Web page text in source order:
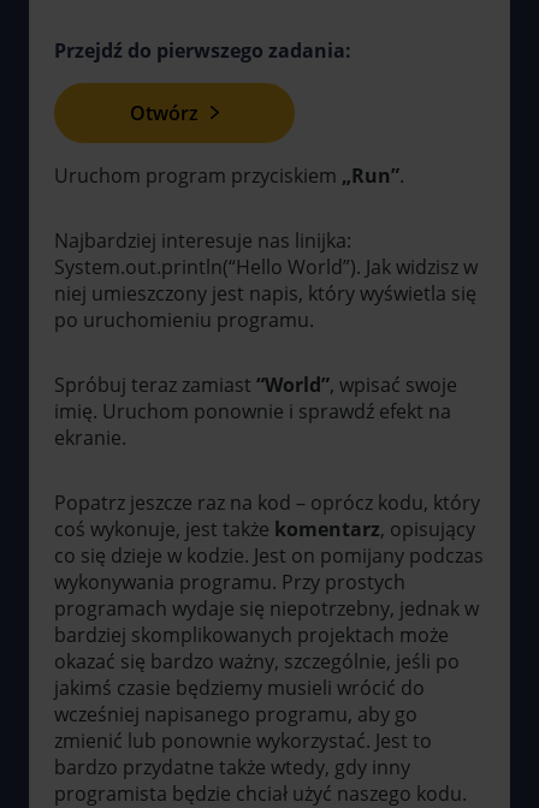
Przejdź do pierwszego zadania:
Otwórz
Uruchom program przyciskiem „Run”.
Najbardziej interesuje nas linijka:
System.out.println(“Hello World”). Jak widzisz w
niej umieszczony jest napis, który wyświetla się
po uruchomieniu programu.
Spróbuj teraz zamiast “World”, wpisać swoje
imię. Uruchom ponownie i sprawdź efekt na
ekranie.
Popatrz jeszcze raz na kod – oprócz kodu, który
coś wykonuje, jest także komentarz, opisujący
co się dzieje w kodzie. Jest on pomijany podczas
wykonywania programu. Przy prostych
programach wydaje się niepotrzebny, jednak w
bardziej skomplikowanych projektach może
okazać się bardzo ważny, szczególnie, jeśli po
jakimś czasie będziemy musieli wrócić do
wcześniej napisanego programu, aby go
zmienić lub ponownie wykorzystać. Jest to
bardzo przydatne także wtedy, gdy inny
programista będzie chciał użyć naszego kodu.